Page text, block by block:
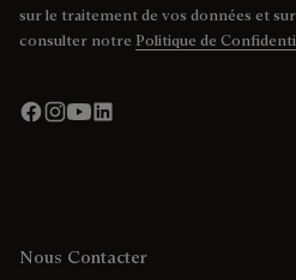
sur le traitement de vos données et
consulter notre Politique de
Nous Contacter